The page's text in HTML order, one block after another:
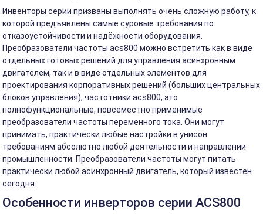
Инвенторы серии призваны выполнять очень сложную работу, к
которой предъявлены самые суровые требования по
отказоустойчивости и надёжности оборудования.
Преобразователи частоты acs800 можно встретить как в виде
отдельных готовых решений для управления асинхронным
двигателем, так и в виде отдельных элементов для
проектирования корпоративных решений (больших центральных
блоков управления), частотники acs800, это
полнофункциональные, повсеместно применимые
преобразователи частоты переменного тока. Они могут
принимать, практически любые настройки в унисон
требованиям абсолютно любой деятельности и направлении
промышленности. Преобразователи частоты могут питать
практически любой асинхронный двигатель, который известен
сегодня.
Особенности инверторов серии ACS800